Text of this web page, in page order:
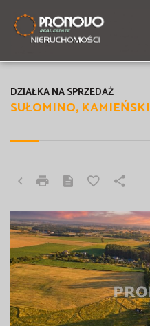
SUŁOMINO, KAMIEŃSKI
DZIAŁKA NA SPRZEDAŻ